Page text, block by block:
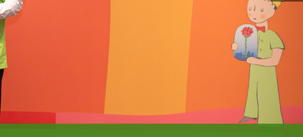
暨澳門演藝人協會會長徐智勇（小肥）和秘書長黃嘉雯分享過往跟隨樂施會到
暨澳門演藝人協會會長徐智勇（小肥）和秘書長黃嘉雯分享過往跟隨樂施會到
四至左六）澳門樂施會理事會副理事長岑一峰、樂施大使暨澳門演藝人協會會